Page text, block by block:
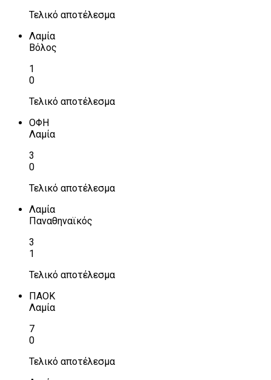
Τελικό αποτέλεσμα
Λαμία
Βόλος
1
0
Τελικό αποτέλεσμα
ΟΦΗ
Λαμία
3
0
Τελικό αποτέλεσμα
Λαμία
Παναθηναϊκός
3
1
Τελικό αποτέλεσμα
ΠΑΟΚ
Λαμία
7
0
Τελικό αποτέλεσμα